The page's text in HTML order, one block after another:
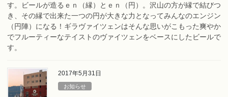
す。ビールが造るｅｎ（縁）とｅｎ（円）。沢山の方が縁で結びつ
き、その縁で出来た一つの円が大きな力となってみんなのエンジン
（円陣）になる！ギラヴァイツェンはそんな思いがこもった爽やか
でフルーティーなテイストのヴァイツェンをベースにしたビールで
す。
2017年5月31日
お知らせ